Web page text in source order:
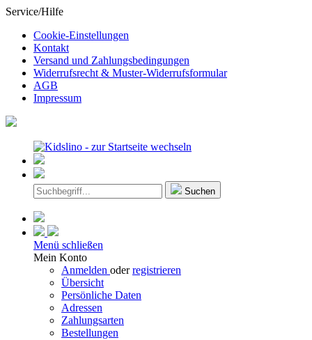
Service/Hilfe
Cookie-Einstellungen
Kontakt
Versand und Zahlungsbedingungen
Widerrufsrecht & Muster-Widerrufsformular
AGB
Impressum
Suchen
Menü schließen
Mein Konto
Anmelden oderregistrieren
Übersicht
Persönliche Daten
Adressen
Zahlungsarten
Bestellungen